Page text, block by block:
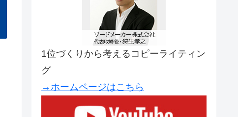
1位づくりから考えるコピーライティン
グ
→ホームページはこちら